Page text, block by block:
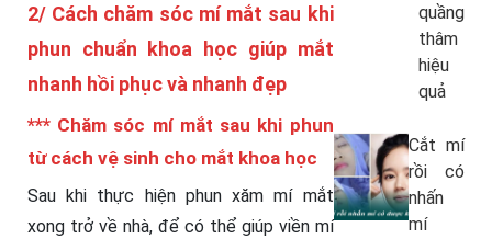
2/ Cách chăm sóc mí mắt sau khi
phun chuẩn khoa học giúp mắt
nhanh hồi phục và nhanh đẹp
*** Chăm sóc mí mắt sau khi phun
từ cách vệ sinh cho mắt khoa học
Sau khi thực hiện phun xăm mí mắt
xong trở về nhà, để có thể giúp viền mí
quầng
thâm
hiệu
quả
Cắt mí
rồi có
nhấn
mí